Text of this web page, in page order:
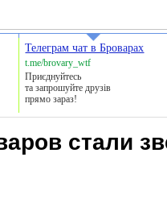
Телеграм чат в Броварах
t.me/brovary_wtf
Приєднуйтесь
та запрошуйте друзів
прямо зараз!
стали